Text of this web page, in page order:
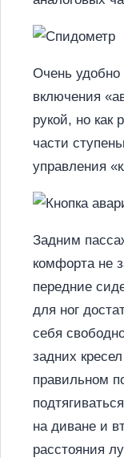
Очень удобно
включения
рукой, но как
части
управления
Задним
комфорта не
передние
для ног
себя
задних
правильном
на диване и
расстояния